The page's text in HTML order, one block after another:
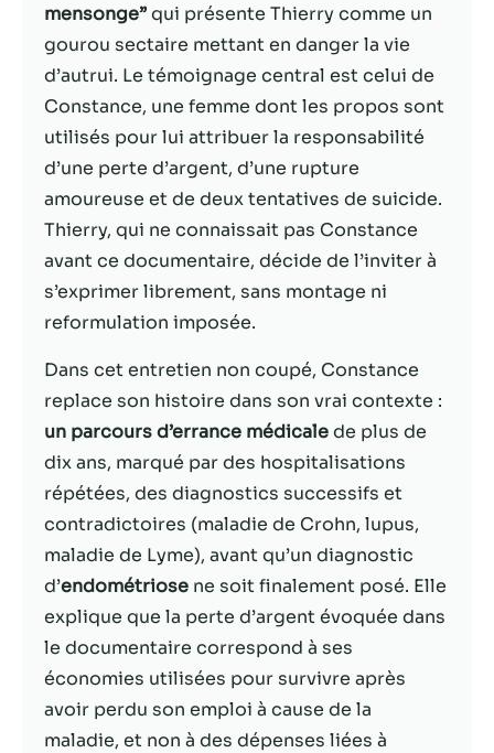
mensonge”qui présente Thierry comme un
gourou sectaire mettant en danger la vie
d’autrui. Le témoignage central est celui de
Constance, une femme dont les propos sont
utilisés pour lui attribuer la responsabilité
d’une perte d’argent, d’une rupture
amoureuse et de deux tentatives de suicide.
Thierry, qui ne connaissait pas Constance
avant ce documentaire, décide de l’inviter à
s’exprimer librement, sans montage ni
reformulation imposée.
Dans cet entretien non coupé, Constance
replace son histoire dans son vrai contexte :
un parcours d’errance médicalede plus de
dix ans, marqué par des hospitalisations
répétées, des diagnostics successifs et
contradictoires (maladie de Crohn, lupus,
maladie de Lyme), avant qu’un diagnostic
d’endométriose ne soit finalement posé. Elle
explique que la perte d’argent évoquée dans
le documentaire correspond à ses
économies utilisées pour survivre après
avoir perdu son emploi à cause de la
maladie, et non à des dépenses liées à
Nécessaire
Ces cookies ne
sont pas
facultatifs. Ils
nécessaires au
fonctionnement
du site Web.
Statistiques
Afin que nous
fonctionnalité
et la structure
du site Web,
en fonction
de la façon
dont le site
Web est
utilisé.
Experience
Afin que notre
site Web
fonctionne
aussi bien que
possible lors
de votre visite.